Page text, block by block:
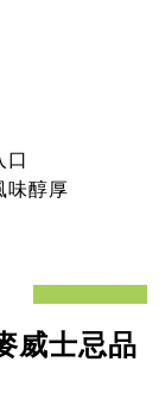
口
味醇厚
prev next
威士忌品